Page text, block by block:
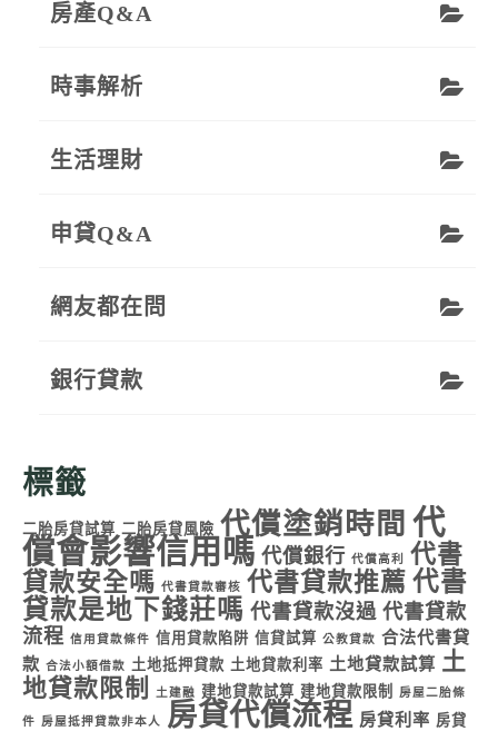
房產Q&A
時事解析
生活理財
申貸Q&A
網友都在問
銀行貸款
標籤
二胎房貸試算 二胎房貸風險 代償塗銷時間 代
償會影響信用嗎 代償銀行 代償高利
代書
貸款安全嗎 代書貸款審核 代書貸款推薦 代書
貸款是地下錢莊嗎 代書貸款沒過 代書貸款
流程 信用貸款條件 信用貸款陷阱 信貸試算 公教貸款 合法代書貸
款 合法小額借款 土地抵押貸款 土地貸款利率 土地貸款試算 土
地貸款限制
土建融 建地貸款試算 建地貸款限制 房屋二胎條
件 房屋抵押貸款非本人 房貸代償流程 房貸利率 房貸